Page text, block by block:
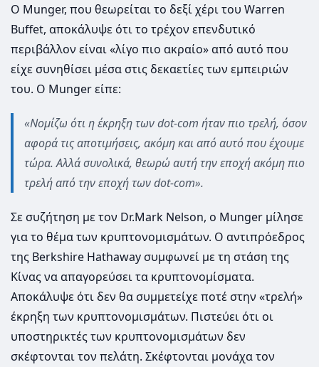
Ο Munger, που θεωρείται το δεξί χέρι του Warren
Buffet, αποκάλυψε ότι το τρέχον επενδυτικό
περιβάλλον είναι «λίγο πιο ακραίο» από αυτό που
είχε συνηθίσει μέσα στις δεκαετίες των εμπειριών
του. Ο Munger είπε:
«Νομίζω ότι η έκρηξη των dot-com ήταν πιο τρελή, όσον
αφορά τις αποτιμήσεις, ακόμη και από αυτό που έχουμε
τώρα. Αλλά συνολικά, θεωρώ αυτή την εποχή ακόμη πιο
τρελή από την εποχή των dot-com».
Σε συζήτηση με τον Dr.Mark Nelson, ο Munger μίλησε
για το θέμα των κρυπτονομισμάτων. Ο αντιπρόεδρος
της Berkshire Hathaway συμφωνεί με τη στάση της
Κίνας να απαγορεύσει τα κρυπτονομίσματα.
Αποκάλυψε ότι δεν θα συμμετείχε ποτέ στην «τρελή»
έκρηξη των κρυπτονομισμάτων. Πιστεύει ότι οι
υποστηρικτές των κρυπτονομισμάτων δεν
σκέφτονται τον πελάτη. Σκέφτονται μονάχα τον